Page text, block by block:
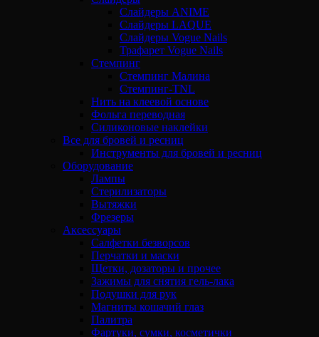
Слайдеры ANIME
Слайдеры LAQUE
Слайдеры Vogue Nails
Трафарет Vogue Nails
Стемпинг
Стемпинг Малина
Стемпинг-TNL
Нить на клеевой основе
Фольга переводная
Силиконовые наклейки
Все для бровей и ресниц
Инструменты для бровей и ресниц
Оборудование
Лампы
Стерилизаторы
Вытяжки
Фрезеры
Аксессуары
Салфетки безворсов
Перчатки и маски
Щетки, дозаторы и прочее
Зажимы для снятия гель-лака
Подушки для рук
Магниты кошачий глаз
Палитра
Фартуки, сумки, косметички